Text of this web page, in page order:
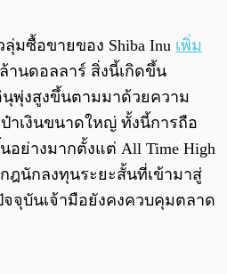
มซื้อขายของ Shiba Inu เพิ่ม
านดอลลาร์ สิ่งนี้เกิดขึ้น
นุพุ่งสูงขึ้นตามมาด้วยความ
าเงินขนาดใหญ่ ทั้งนี้การถือ
อย่างมากตั้งแต่ All Time High
ฎนักลงทุนระยะสั้นที่เข้ามาสู่
จุบันเจ้ามือยังคงควบคุมตลาด